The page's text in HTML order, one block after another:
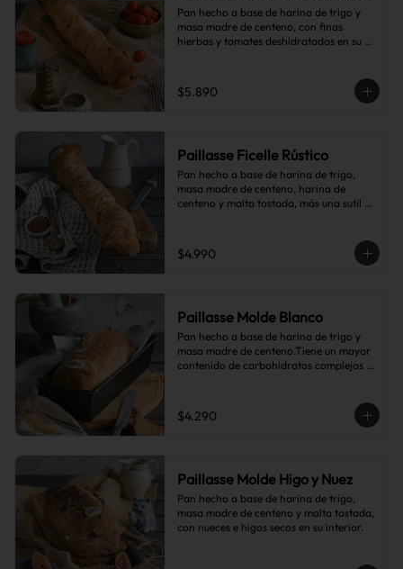
Pan hecho a base de harina de trigo y
masa madre de centeno, con finas
hierbas y tomates deshidratados en su
$5.890
Paillasse Ficelle Rústico
Pan hecho a base de harina de trigo,
masa madre de centeno, harina de
centeno y malta tostada, más una sutil
tostado y frutos secos.
$4.990
Paillasse Molde Blanco
Pan hecho a base de harina de trigo y
masa madre de centeno.Tiene un mayor
contenido de carbohidratos complejos
$4.290
Paillasse Molde Higo y Nuez
Pan hecho a base de harina de trigo,
masa madre de centeno y malta tostada,
con nueces e higos secos en su interior.